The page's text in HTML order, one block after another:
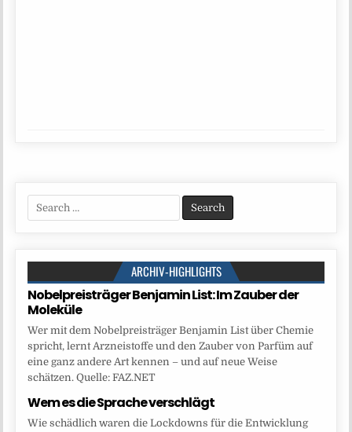
Search
for:
ARCHIV-HIGHLIGHTS
Nobelpreisträger Benjamin List: Im Zauber der
Moleküle
Wer mit dem Nobelpreisträger Benjamin List über Chemie
spricht, lernt Arzneistoffe und den Zauber von Parfüm auf
eine ganz andere Art kennen – und auf neue Weise
schätzen. Quelle: FAZ.NET
Wem es die Sprache verschlägt
Wie schädlich waren die Lockdowns für die Entwicklung